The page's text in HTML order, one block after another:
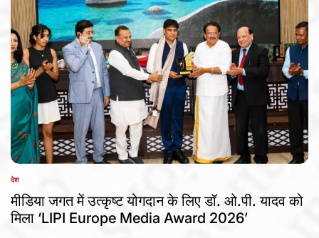
POSTED
IN
देश
मीडिया जगत में उत्कृष्ट योगदान के लिए डॉ. ओ.पी. यादव को
मिला ‘LIPI Europe Media Award 2026’